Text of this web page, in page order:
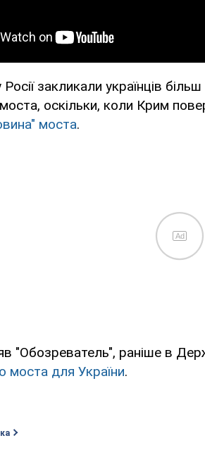
закликали українців
оскільки, коли Крим
моста.
Ad
"Обозреватель", раніше в
моста для України.